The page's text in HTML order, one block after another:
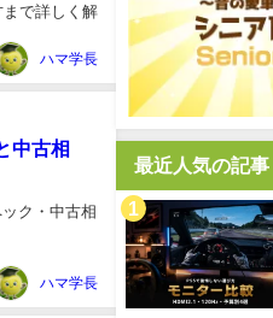
で詳しく解
ハマ学長
中古相
ク・中古相
ハマ学長
最近人気の記事